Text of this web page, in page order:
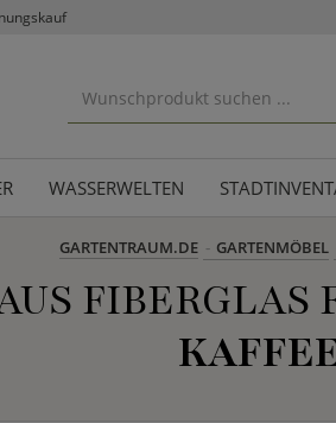
WASSERWELTEN
GARTENTRAUM.DE GARTENMÖBEL
FIBERGLAS